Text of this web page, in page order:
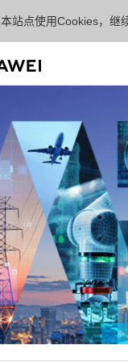
本站点使用Cookies，继